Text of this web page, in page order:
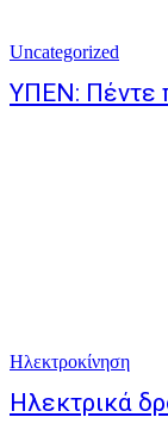
Uncategorized
ΥΠΕΝ: Πέντε
Ηλεκτροκίνηση
Ηλεκτρικά